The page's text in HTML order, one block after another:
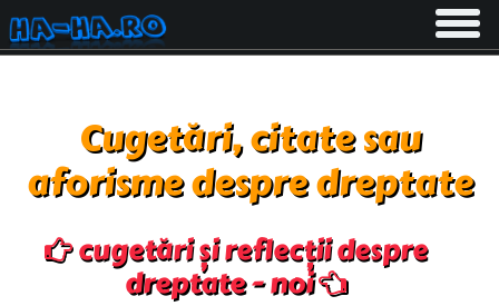
Toggle
Cugetări, citate sau
aforisme despre dreptate
cugetări și reflecții despre
dreptate - noi